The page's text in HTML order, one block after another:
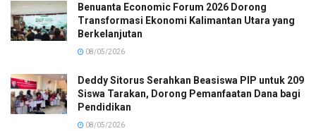
Benuanta Economic Forum 2026 Dorong
Transformasi Ekonomi Kalimantan Utara yang
Berkelanjutan
08/05/2026
Deddy Sitorus Serahkan Beasiswa PIP untuk 209
Siswa Tarakan, Dorong Pemanfaatan Dana bagi
Pendidikan
08/05/2026